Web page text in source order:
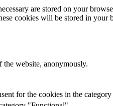
are stored on your
cookies will be stored in
the website, anonymously.
for the cookies in the